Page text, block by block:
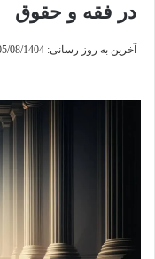
در فقه و حقوق
آخرین به روز رسانی: 05/08/1404